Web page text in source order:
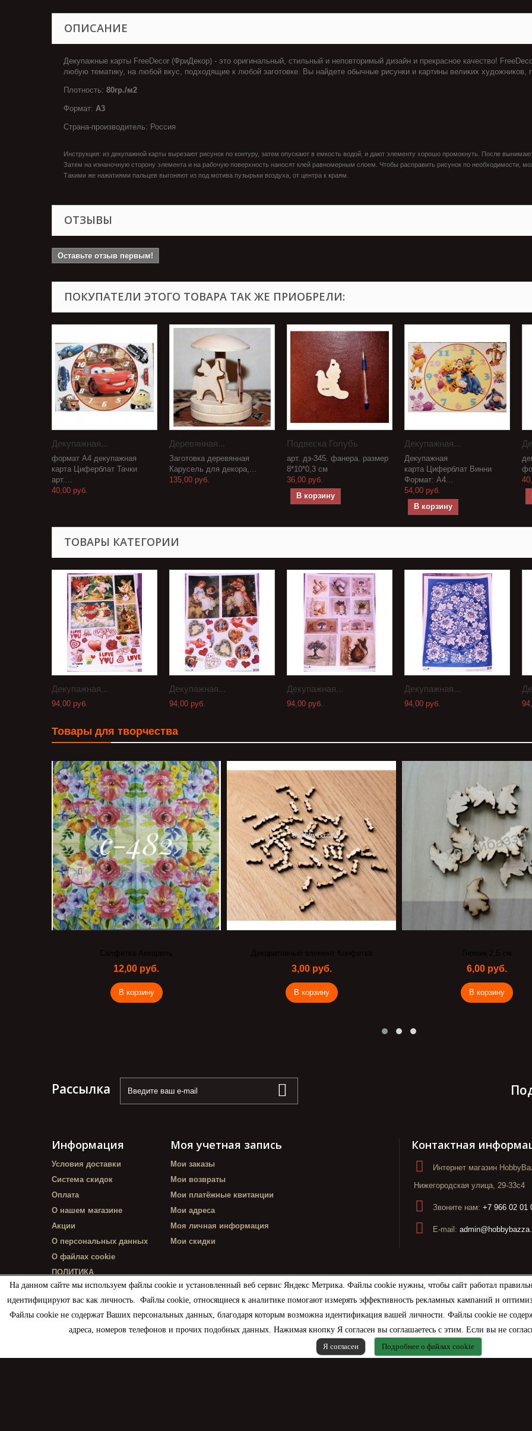
На данном сайте мы используем файлы cookie и установленный веб сервис Яндекс Метрика. Файлы cookie нужны, чтобы сайт работал
идентифицируют вас как личность. Файлы cookie, относящиеся к аналитике помогают измерять эффективность рекламных кампаний и
Файлы cookie не содержат Ваших персональных данных, благодаря которым возможна идентификация вашей личности. Файлы cookie не
адреса, номеров телефонов и прочих подобных данных. Нажимая кнопку Я согласен вы соглашаетесь с этим. Если вы не
Я согласен
Подробнее о файлах cookie
ОПИСАНИЕ
Декупажные карты FreeDecor (ФриДекор) - это оригинальный, стильный и неповторимый дизайн и прекрасное качество!
любую тематику, на любой вкус, подходящие к любой заготовке. Вы найдете обычные рисунки и картины великих художников,
Плотность: 80гр./м2
Формат: А3
Страна-производитель: Россия
Инструкция: из декупажной карты вырезают рисунок по контуру, затем опускают в емкость водой, и дают элементу хорошо промокнуть. После
Затем на изнаночную сторону элемента и на рабочую поверхность наносят клей равномерным слоем. Чтобы расправить рисунок по необходимости,
Такими же нажатиями пальцев выгоняют из под мотива пузырьки воздуха, от центра к краям.
ОТЗЫВЫ
Оставьте отзыв первым!
ПОКУПАТЕЛИ ЭТОГО ТОВАРА ТАК ЖЕ ПРИОБРЕЛИ:
Декупажная...
формат А4 декупажная
карта Циферблат Тачки
арт....
40,00 руб.
Деревянная...
Заготовка деревянная
Карусель для декора,...
135,00 руб.
Подвеска Голубь
арт. дз-345. фанера. размер
8*10*0,3 см
36,00 руб.
В корзину
Декупажная...
Декупажная
карта Циферблат Винни
Формат: А4...
54,00 руб.
В корзину
ТОВАРЫ КАТЕГОРИИ
Декупажная...
94,00 руб.
Декупажная...
94,00 руб.
Декупажная...
94,00 руб.
Декупажная...
94,00 руб.
Товары для творчества
Салфетка Акварель
12,00 руб.
В корзину
Декоративный элемент Конфетка
3,00 руб.
В корзину
Гномик 2,5 см
6,00 руб.
В корзину
Рассылка
Информация
Условия доставки
Система скидок
Оплата
О нашем магазине
Акции
О персональных данных
О файлах cookie
ПОЛИТИКА
КОНФИДЕНЦИАЛЬНОСТИ
Моя учетная запись
Мои заказы
Мои возвраты
Мои платёжные квитанции
Мои адреса
Моя личная информация
Мои скидки
Контактная
Интернет магазин
Нижегородская улица, 29-33с4
Звоните нам: +7 966 02 01
E-mail: